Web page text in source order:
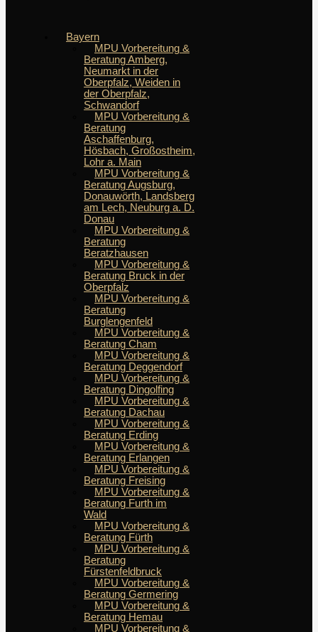
Bayern
MPU Vorbereitung &
Beratung Amberg,
Neumarkt in der
Oberpfalz, Weiden in
der Oberpfalz,
Schwandorf
MPU Vorbereitung &
Beratung
Aschaffenburg,
Hösbach, Großostheim,
Lohr a. Main
MPU Vorbereitung &
Beratung Augsburg,
Donauwörth, Landsberg
am Lech, Neuburg a. D.
Donau
MPU Vorbereitung &
Beratung
Beratzhausen
MPU Vorbereitung &
Beratung Bruck in der
Oberpfalz
MPU Vorbereitung &
Beratung
Burglengenfeld
MPU Vorbereitung &
Beratung Cham
MPU Vorbereitung &
Beratung Deggendorf
MPU Vorbereitung &
Beratung Dingolfing
MPU Vorbereitung &
Beratung Dachau
MPU Vorbereitung &
Beratung Erding
MPU Vorbereitung &
Beratung Erlangen
MPU Vorbereitung &
Beratung Freising
MPU Vorbereitung &
Beratung Furth im
Wald
MPU Vorbereitung &
Beratung Fürth
MPU Vorbereitung &
Beratung
Fürstenfeldbruck
MPU Vorbereitung &
Beratung Germering
MPU Vorbereitung &
Beratung Hemau
MPU Vorbereitung &